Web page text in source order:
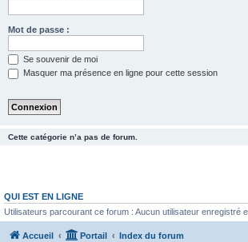
Mot de passe :
Se souvenir de moi
Masquer ma présence en ligne pour cette session
Cette catégorie n’a pas de forum.
QUI EST EN LIGNE
Utilisateurs parcourant ce forum : Aucun utilisateur enregistré
Accueil Portail Index du forum